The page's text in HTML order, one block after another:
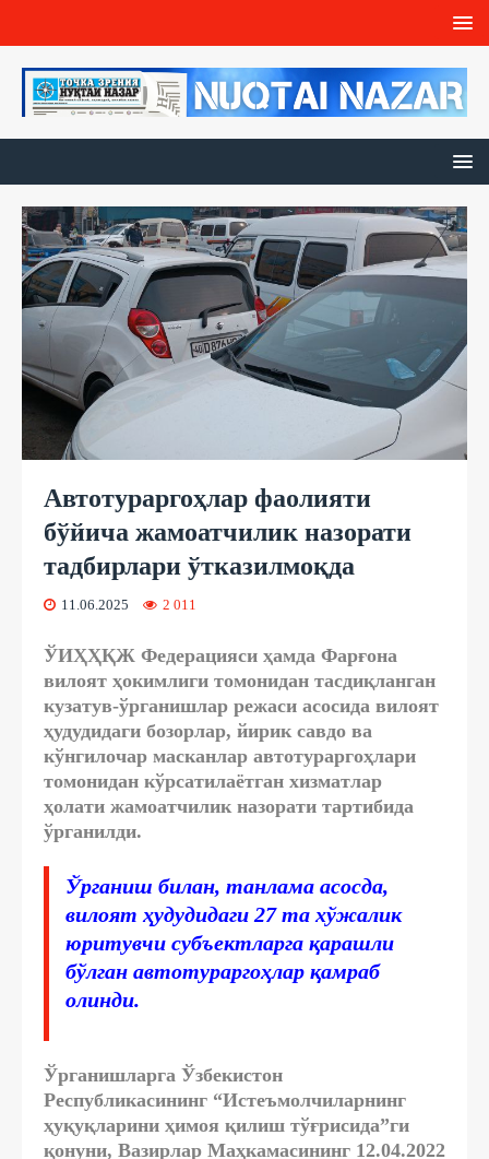
Автотураргоҳлар фаолияти
бўйича жамоатчилик назорати
тадбирлари ўтказилмоқда
11.06.2025 2 011
ЎИҲҲҚЖ Федерацияси ҳамда Фарғона
вилоят ҳокимлиги томонидан тасдиқланган
кузатув-ўрганишлар режаси асосида вилоят
ҳудудидаги бозорлар, йирик савдо ва
кўнгилочар масканлар автотураргоҳлари
томонидан кўрсатилаётган хизматлар
ҳолати жамоатчилик назорати тартибида
ўрганилди.
Ўрганиш билан, танлама асосда,
вилоят ҳудудидаги 27 та хўжалик
юритувчи субъектларга қарашли
бўлган автотураргоҳлар қамраб
олинди.
Ўрганишларга Ўзбекистон
Республикасининг “Истеъмолчиларнинг
ҳуқуқларини ҳимоя қилиш тўғрисида”ги
қонуни, Вазирлар Маҳкамасининг 12.04.2022